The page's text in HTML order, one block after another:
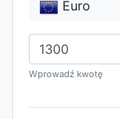
Euro
Wprowadź kwotę